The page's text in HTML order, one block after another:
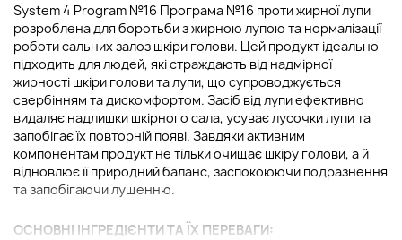
System 4 Program №16 Програма №16 проти жирної лупи
розроблена для боротьби з жирною лупою та нормалізації
роботи сальних залоз шкіри голови. Цей продукт ідеально
підходить для людей, які страждають від надмірної
жирності шкіри голови та лупи, що супроводжується
свербінням та дискомфортом. Засіб від лупи ефективно
видаляє надлишки шкірного сала, усуває лусочки лупи та
запобігає їх повторній появі. Завдяки активним
компонентам продукт не тільки очищає шкіру голови, а й
відновлює її природний баланс, заспокоюючи подразнення
та запобігаючи лущенню.
ОСНОВНІ ІНГРЕДІЄНТИ ТА ЇХ ПЕРЕВАГИ: